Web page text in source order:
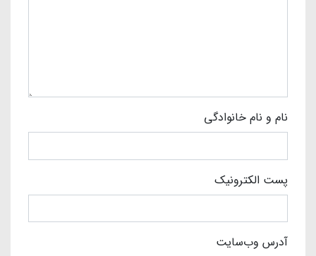
نام و نام خانوادگی
پست الکترونیک
آدرس وب‌سایت